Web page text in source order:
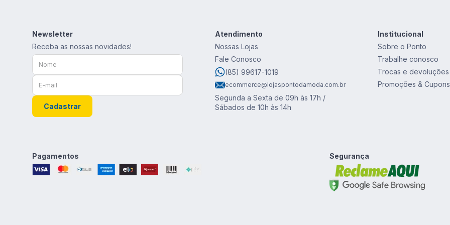
Newsletter
Receba as nossas novidades!
Cadastrar
Atendimento
Nossas Lojas
Fale Conosco
(85) 99617-1019
ecommerce@lojaspontodamoda.com.br
Segunda a Sexta de 09h às 17h /
Sábados de 10h às 14h
Institucional
Sobre o Ponto
Trabalhe conosco
Trocas e devoluções
Promoções & Cupons
Pagamentos Segurança